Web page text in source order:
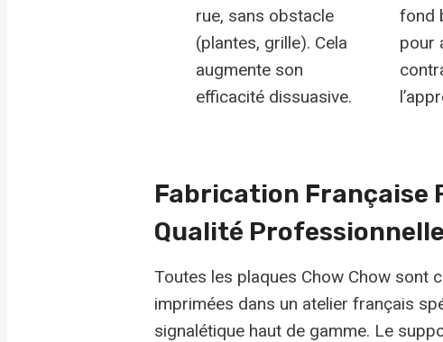
rue, sans obstacle
(plantes, grille). Cela
augmente son
efficacité dissuasive.
fond
pour
Fabrication Française
Qualité
Toutes les plaques Chow Chow sont
imprimées dans un atelier français
signalétique haut de gamme. Le